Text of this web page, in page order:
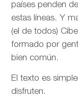
países penden
estas líneas. Y
(el de todos)
formado por
bien común.
El texto es
disfruten.